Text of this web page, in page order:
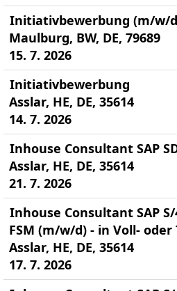
Initiativbewerbung (m/w/
Maulburg, BW, DE, 79689
15. 7. 2026
Initiativbewerbung
Asslar, HE, DE, 35614
14. 7. 2026
Inhouse Consultant SAP
Asslar, HE, DE, 35614
21. 7. 2026
Inhouse Consultant SAP
FSM (m/w/d) - in Voll- oder
Asslar, HE, DE, 35614
17. 7. 2026